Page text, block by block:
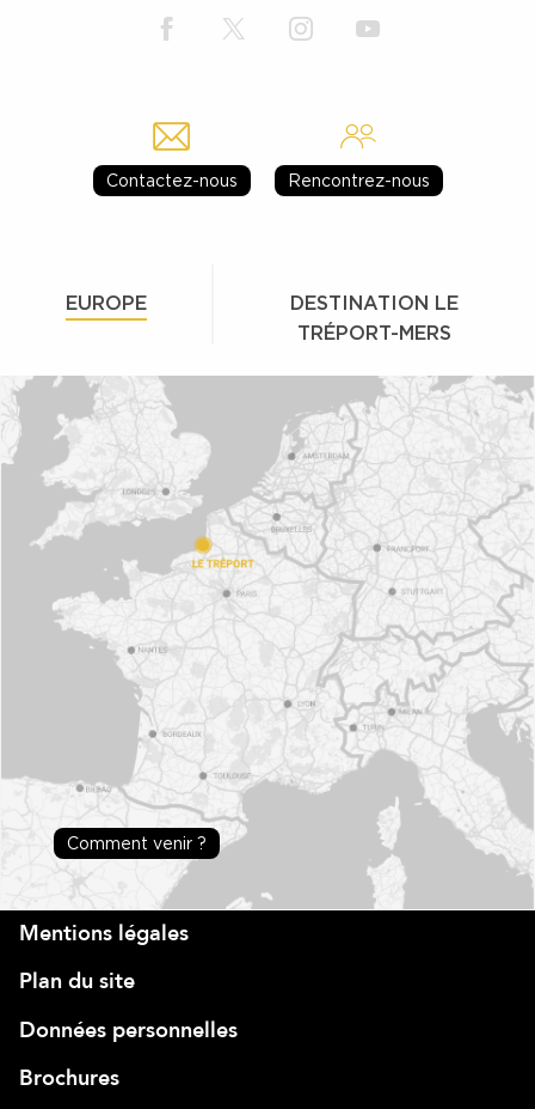
Contactez-nous Rencontrez-nous
EUROPE
DESTINATION LE
TRÉPORT-MERS
Comment venir ?
Mentions légales
Plan du site
Données personnelles
Brochures